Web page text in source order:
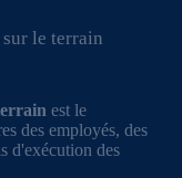
le terrain
est le
des employés, des
d'exécution des